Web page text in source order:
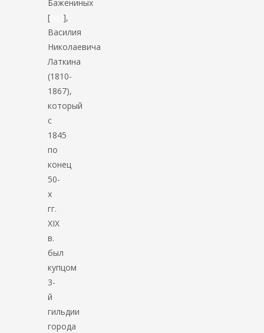
Бажениных
[ [vii]],
Василия
Николаевича
Латкина
(1810-
1867),
который
с
1845
по
конец
50-
х
гг.
XIX
в.
был
купцом
3-
й
гильдии
города